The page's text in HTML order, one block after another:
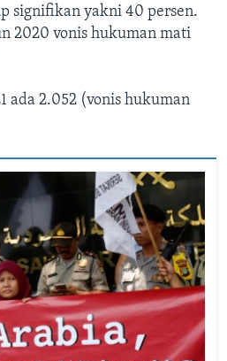
signifikan yakni 40 persen.
2020 vonis hukuman mati
ada 2.052 (vonis hukuman